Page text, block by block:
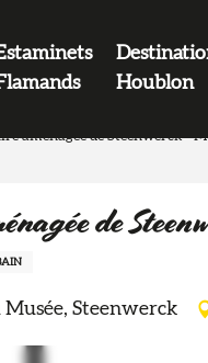
Houblon
aménagée de Steenwerck -
de
Musée, Steenwerck